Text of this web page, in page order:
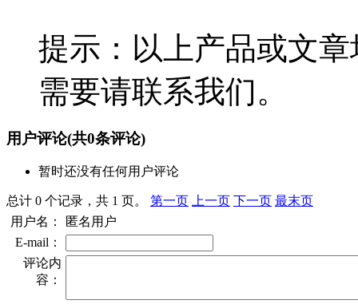
提示：以上产品或文
需要请联系我们。
用户评论(共0条评论)
暂时还没有任何用户评论
总计 0 个记录，共 1 页。 第一页 上一页 下一页 最末页
用户名：
匿名用户
E-mail：
评论内
容：